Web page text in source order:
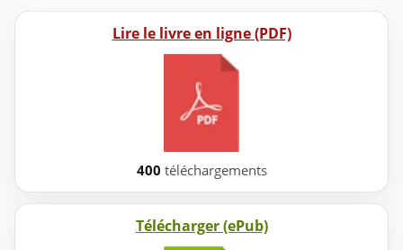
Lire le livre en ligne (PDF)
400 téléchargements
Télécharger (ePub)